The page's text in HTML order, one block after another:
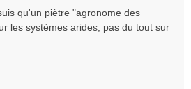
qu'un piètre "agronome des
les systèmes arides, pas du tout sur